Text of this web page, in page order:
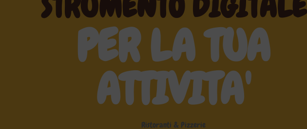
PER LA TUA
ATTIVITA'
Ristoranti & Pizzerie